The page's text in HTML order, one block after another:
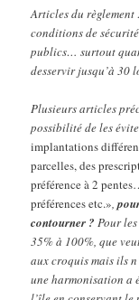
Articles du règlement
conditions de
publics… surtout
desservir jusqu’à 30
Plusieurs articles
possibilité de les
implantations
parcelles, des
préférence à 2
préférences etc.»,
contourner ? Pour
35% à 100%, que
aux croquis mais ils
une harmonisation a